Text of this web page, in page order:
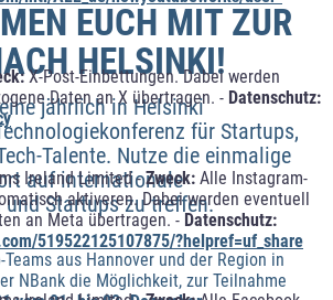
X-Post-Einbettungen. Dabei werden
Daten an X übertragen. - Datenschutz:
Ireland Limited -Zweck: Alle Instagram-
aktiveren. Dabei werden eventuell
an Meta übertragen. - Datenschutz:
519522125107875/?helpref=uf_share
EUCH MIT ZUR
HELSINKI!
jährlich in Helsinki
für Startups,
Talente. Nutze die einmalige
auf internationale
Startups zu treffen.
aus Hannover und der Region in
NBank die Möglichkeit, zur Teilnahme